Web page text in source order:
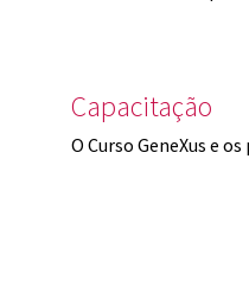
Capacitação
O Curso GeneXus e